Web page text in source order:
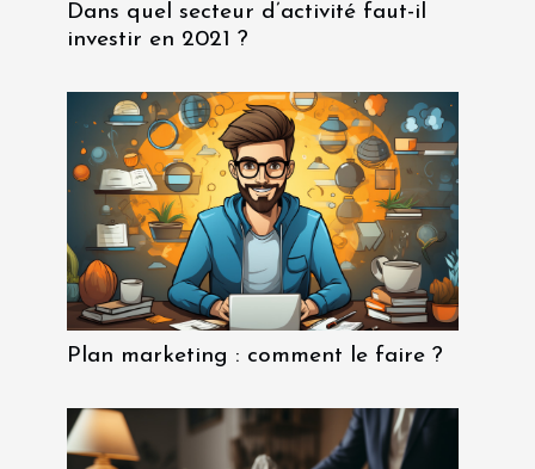
Dans quel secteur d’activité faut-il
investir en 2021 ?
Plan marketing : comment le faire ?